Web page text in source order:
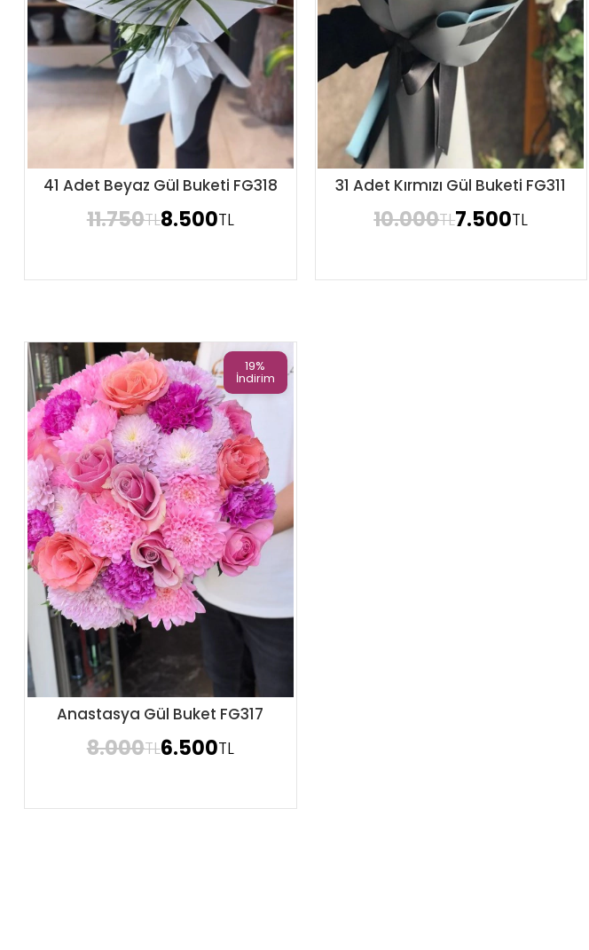
Sipariş Ver
41 Adet Beyaz Gül Buketi FG318
11.750TL8.500TL
Sipariş Ver
31 Adet Kırmızı Gül Buketi FG311
10.000TL7.500TL
19%
İndirim
Sipariş Ver
Anastasya Gül Buket FG317
8.000TL6.500TL